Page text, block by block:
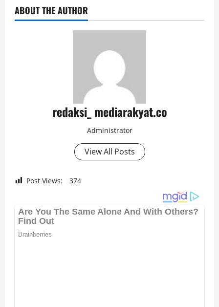
ABOUT THE AUTHOR
redaksi_ mediarakyat.co
Administrator
View All Posts
Post Views: 374